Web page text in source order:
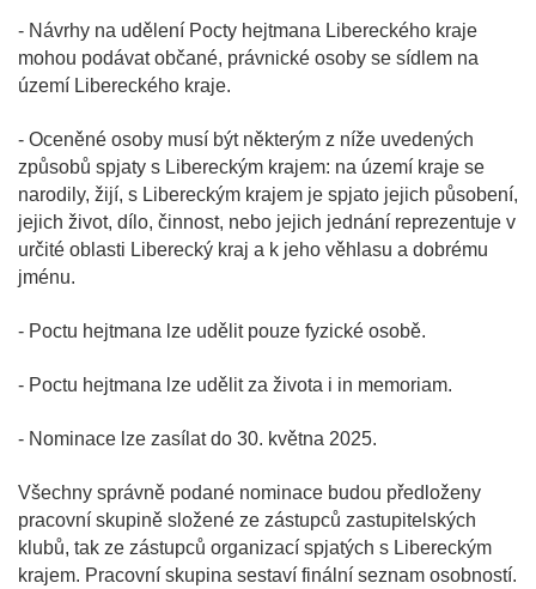
- Návrhy na udělení Pocty hejtmana Libereckého kraje
mohou podávat občané, právnické osoby se sídlem na
území Libereckého kraje.
- Oceněné osoby musí být některým z níže uvedených
způsobů spjaty s Libereckým krajem: na území kraje se
narodily, žijí, s Libereckým krajem je spjato jejich působení,
jejich život, dílo, činnost, nebo jejich jednání reprezentuje v
určité oblasti Liberecký kraj a k jeho věhlasu a dobrému
jménu.
- Poctu hejtmana lze udělit pouze fyzické osobě.
- Poctu hejtmana lze udělit za života i in memoriam.
- Nominace lze zasílat do 30. května 2025.
Všechny správně podané nominace budou předloženy
pracovní skupině složené ze zástupců zastupitelských
klubů, tak ze zástupců organizací spjatých s Libereckým
krajem. Pracovní skupina sestaví finální seznam osobností.